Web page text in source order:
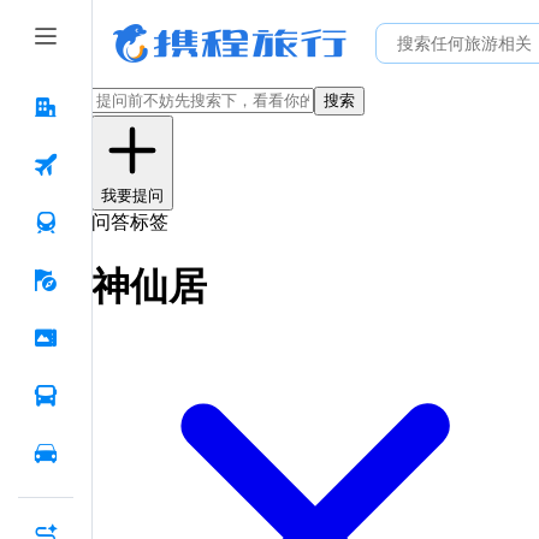
搜索
我要提问
问答标签
神仙居